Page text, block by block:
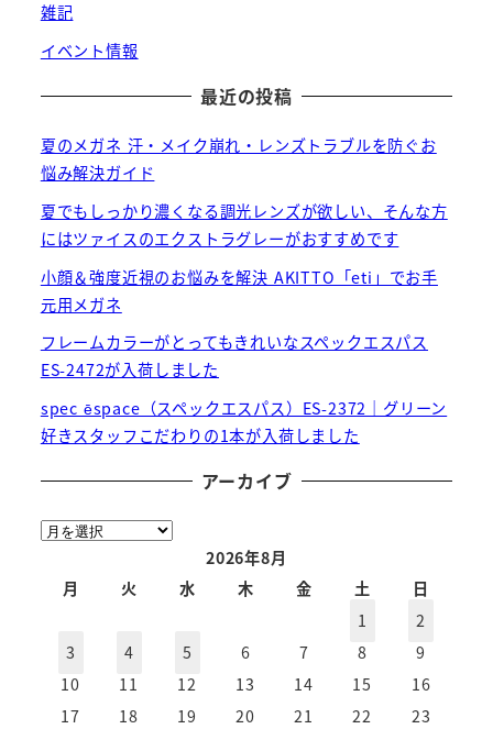
雑記
イベント情報
最近の投稿
夏のメガネ 汗・メイク崩れ・レンズトラブルを防ぐお
悩み解決ガイド
夏でもしっかり濃くなる調光レンズが欲しい、そんな方
にはツァイスのエクストラグレーがおすすめです
小顔＆強度近視のお悩みを解決 AKITTO「eti」でお手
元用メガネ
フレームカラーがとってもきれいなスペックエスパス
ES-2472が入荷しました
spec ēspace（スペックエスパス）ES-2372｜グリーン
好きスタッフこだわりの1本が入荷しました
アーカイブ
ア
2026年8月
月
火 水 木 金 土
日
1
2
3
4 5 6 7 8
9
10
11 12 13 14 15
16
17
18 19 20 21 22 23